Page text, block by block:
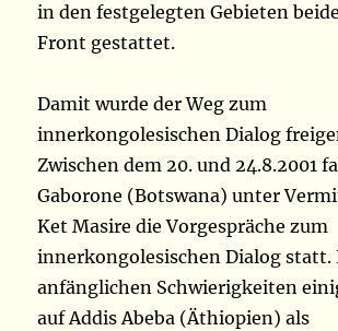
in den festgelegten Gebieten
Front gestattet.
Damit wurde der Weg zum
innerkongolesischen Dialog
Zwischen dem 20. und 24.8.2001
Gaborone (Botswana) unter
Ket Masire die Vorgespräche zum
innerkongolesischen Dialog statt.
anfänglichen Schwierigkeiten
auf Addis Abeba (Äthiopien) als